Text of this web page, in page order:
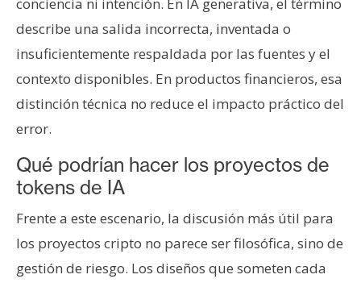
describe una salida incorrecta, inventada o
insuficientemente respaldada por las fuentes y el
contexto disponibles. En productos financieros, esa
distinción técnica no reduce el impacto práctico del
error.
Qué podrían hacer los proyectos de
tokens de IA
Frente a este escenario, la discusión más útil para
los proyectos cripto no parece ser filosófica, sino de
gestión de riesgo. Los diseños que someten cada